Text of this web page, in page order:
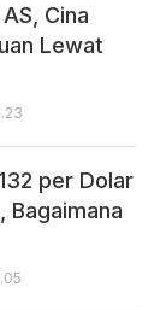
Cina
Lewat
per Dolar
Bagaimana